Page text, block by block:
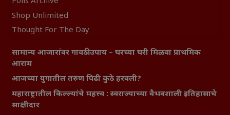
Shop Unlimited
Thought For The Day
सामान्य आजारांवर गावठी उपाय – घरच्या घरी मिळवा प्राथमिक
आराम
आजच्या युगातील तरुण पिढी कुठे हरवली?
महाराष्ट्रातील किल्ल्यांचे महत्त्व : स्वराज्याच्या वैभवशाली इतिहासाचे
साक्षीदार